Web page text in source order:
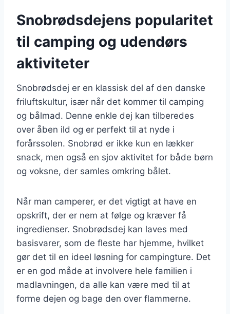
Snobrødsdejens popularitet
til camping og udendørs
aktiviteter
Snobrødsdej er en klassisk del af den danske
friluftskultur, især når det kommer til camping
og bålmad. Denne enkle dej kan tilberedes
over åben ild og er perfekt til at nyde i
forårssolen. Snobrød er ikke kun en lækker
snack, men også en sjov aktivitet for både børn
og voksne, der samles omkring bålet.
Når man camperer, er det vigtigt at have en
opskrift, der er nem at følge og kræver få
ingredienser. Snobrødsdej kan laves med
basisvarer, som de fleste har hjemme, hvilket
gør det til en ideel løsning for campingture. Det
er en god måde at involvere hele familien i
madlavningen, da alle kan være med til at
forme dejen og bage den over flammerne.